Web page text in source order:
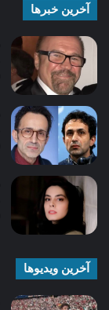
آخرین خبرها
آخرین ویدیوها